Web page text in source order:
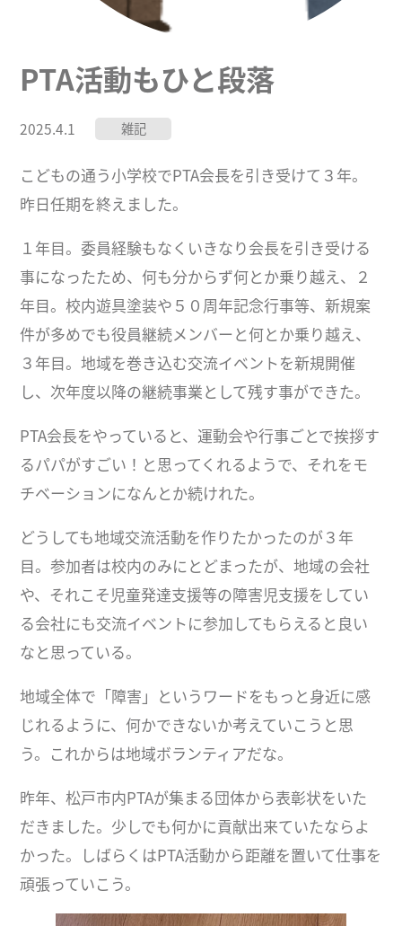
PTA活動もひと段落
2025.4.1 雑記
こどもの通う小学校でPTA会長を引き受けて３年。
昨日任期を終えました。
１年目。委員経験もなくいきなり会長を引き受ける
事になったため、何も分からず何とか乗り越え、２
年目。校内遊具塗装や５０周年記念行事等、新規案
件が多めでも役員継続メンバーと何とか乗り越え、
３年目。地域を巻き込む交流イベントを新規開催
し、次年度以降の継続事業として残す事ができた。
PTA会長をやっていると、運動会や行事ごとで挨拶す
るパパがすごい！と思ってくれるようで、それをモ
チベーションになんとか続けれた。
どうしても地域交流活動を作りたかったのが３年
目。参加者は校内のみにとどまったが、地域の会社
や、それこそ児童発達支援等の障害児支援をしてい
る会社にも交流イベントに参加してもらえると良い
なと思っている。
地域全体で「障害」というワードをもっと身近に感
じれるように、何かできないか考えていこうと思
う。これからは地域ボランティアだな。
昨年、松戸市内PTAが集まる団体から表彰状をいた
だきました。少しでも何かに貢献出来ていたならよ
かった。しばらくはPTA活動から距離を置いて仕事を
頑張っていこう。